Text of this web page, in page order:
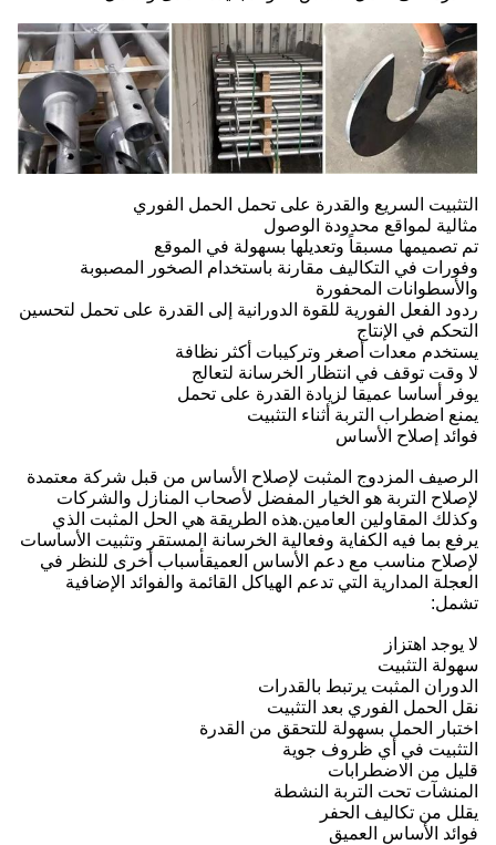
التثبيت السريع والقدرة على تحمل الحمل الفوري
مثالية لمواقع محدودة الوصول
تم تصميمها مسبقاً وتعديلها بسهولة في الموقع
وفورات في التكاليف مقارنة باستخدام الصخور المصبوبة
والأسطوانات المحفورة
ردود الفعل الفورية للقوة الدورانية إلى القدرة على تحمل لتحسين
التحكم في الإنتاج
يستخدم معدات أصغر وتركيبات أكثر نظافة
لا وقت توقف في انتظار الخرسانة لتعالج
يوفر أساسا عميقا لزيادة القدرة على تحمل
يمنع اضطراب التربة أثناء التثبيت
فوائد إصلاح الأساس
الرصيف المزدوج المثبت لإصلاح الأساس من قبل شركة معتمدة
لإصلاح التربة هو الخيار المفضل لأصحاب المنازل والشركات
وكذلك المقاولين العامين.هذه الطريقة هي الحل المثبت الذي
يرفع بما فيه الكفاية وفعالية الخرسانة المستقر وتثبيت الأساسات
لإصلاح مناسب مع دعم الأساس العميقأسباب أخرى للنظر في
العجلة المدارية التي تدعم الهياكل القائمة والفوائد الإضافية
تشمل:
لا يوجد اهتزاز
سهولة التثبيت
الدوران المثبت يرتبط بالقدرات
نقل الحمل الفوري بعد التثبيت
اختبار الحمل بسهولة للتحقق من القدرة
التثبيت في أي ظروف جوية
قليل من الاضطرابات
المنشآت تحت التربة النشطة
يقلل من تكاليف الحفر
فوائد الأساس العميق